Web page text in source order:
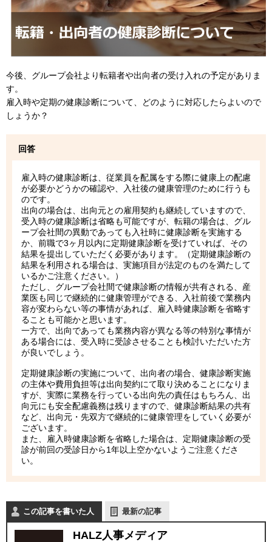
今後、グループ会社より転籍者や出向者の受け入れの予定がありま
す。
雇入時や定期の健康診断について、どのように対応したらよいので
しょうか？
回答
雇入時の健康診断は、従業員を配属をする際に健康上の配慮
が必要かどうかの確認や、入社後の健康管理のために行うも
のです。
出向の場合は、出向元との雇用契約も継続していますので、
受入時の健康診断は省略も可能ですが、転籍の場合は、グル
ープ会社間の異動であっても入社時に健康診断を実施する
か、前職で3ヶ月以内に定期健康診断を受けていれば、その
結果を提出していただく必要があります。（定期健康診断の
結果を利用される場合は、実施項目が法定のものを満たして
いるかご注意ください。）
ただし、グループ会社間で健康診断の情報が共有される、産
業医も同じで継続的に健康管理ができる、入社前後で業務内
容が変わらない等の事情があれば、雇入時健康診断を省略す
ることも可能かと思います。
一方で、出向であっても業務内容が異なる等の特別な事情が
ある場合には、受入時に受診させることも検討いただいた方
が良いでしょう。
定期健康診断の実施について、出向者の場合、健康診断実施
の主体や費用負担等は出向契約にて取り決めることになりま
すが、実際に業務を行っている出向先の責任はもちろん、出
向元にも安全配慮義務は残りますので、健康診断結果の共有
など、出向元・先双方で継続的に健康管理をしていく必要が
ございます。
また、雇入時健康診断を省略した場合は、定期健康診断の受
診が前回の受診日から1年以上空かないようご注意くださ
い。
この記事を書いた人 最新の記事
HALZ人事メディア